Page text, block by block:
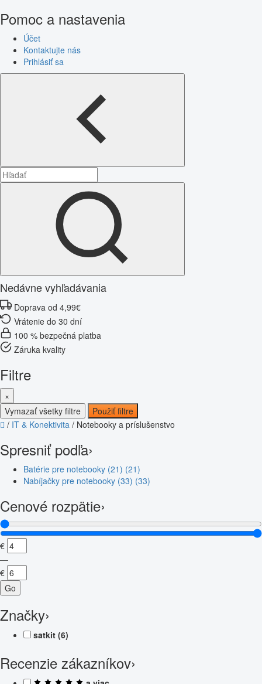
Pomoc a nastavenia
Účet
Kontaktujte nás
Prihlásiť sa
Nedávne vyhľadávania
Doprava od 4,99€
Vrátenie do 30 dní
100 % bezpečná platba
Záruka kvality
Filtre
×
Vymazať všetky filtre
Použiť filtre
/ IT & Konektivita / Notebooky a príslušenstvo
Spresniť podľa›
Batérie pre notebooky (21) (21)
Nabíjačky pre notebooky (33) (33)
Cenové rozpätie›
€
—
€
Go
Značky›
satkit (6)
Recenzie zákazníkov›